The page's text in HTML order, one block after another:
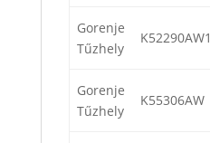
Gorenje
Tűzhely
K52290AW1
Gorenje
Tűzhely
K55306AW